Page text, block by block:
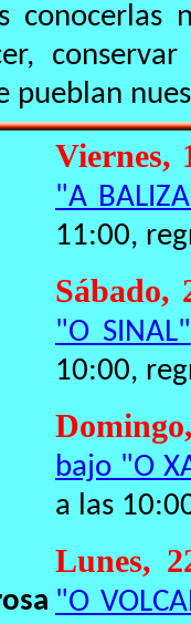
conocerlas
pueblan
Viernes,
"A
11:00,
Sábado,
"O SINAL"
10:00,
bajo "O
a las
Lunes,
"O